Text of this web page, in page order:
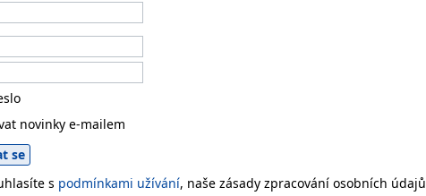
novinky e-mailem
s podmínkami užívání, naše zásady zpracování osobních údajů